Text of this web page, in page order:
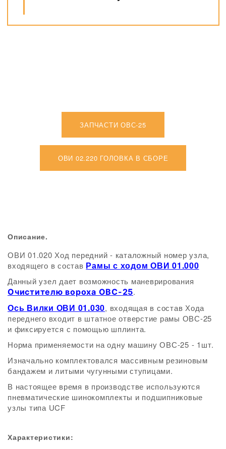
ЗАПЧАСТИ ОВС-25
ОВИ 02.220 ГОЛОВКА В СБОРЕ
Описание.
ОВИ 01.020 Ход передний - каталожный номер узла,
входящего в состав Рамы с ходом ОВИ 01.000
Данный узел дает возможность маневрирования
Очистителю вороха ОВС-25.
Ось Вилки ОВИ 01.030, входящая в состав Хода
переднего входит в штатное отверстие рамы ОВС-25
и фиксируется с помощью шплинта.
Норма применяемости на одну машину ОВС-25 - 1шт.
Изначально комплектовался массивным резиновым
бандажем и литыми чугунными ступицами.
В настоящее время в производстве используются
пневматические шинокомплекты и подшипниковые
узлы типа UCF
Характеристики: